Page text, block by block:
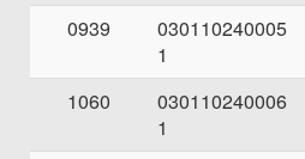
0939
030110240005
1
1060
030110240006
1